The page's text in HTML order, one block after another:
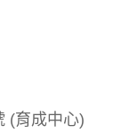
(育成中心)